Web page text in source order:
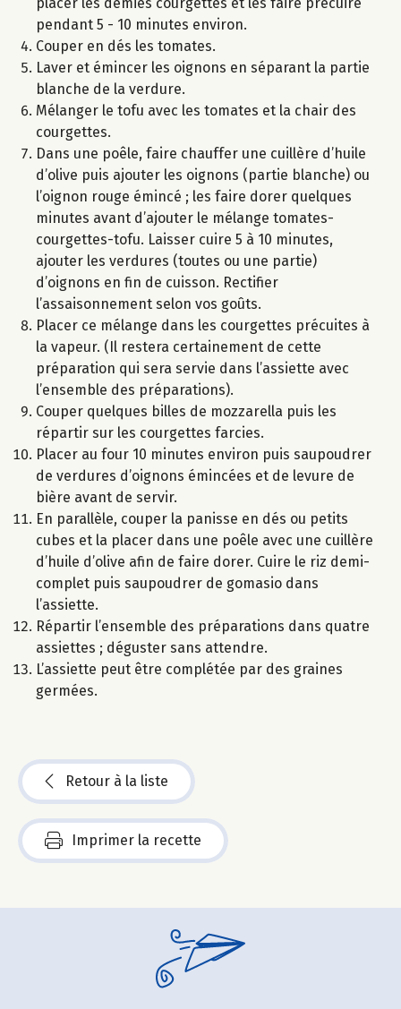
pendant 5 - 10 minutes environ.
Couper en dés les tomates.
Laver et émincer les oignons en séparant la partie
blanche de la verdure.
Mélanger le tofu avec les tomates et la chair des
courgettes.
Dans une poêle, faire chauffer une cuillère d’huile
d’olive puis ajouter les oignons (partie blanche) ou
l’oignon rouge émincé ; les faire dorer quelques
minutes avant d’ajouter le mélange tomates-
courgettes-tofu. Laisser cuire 5 à 10 minutes,
ajouter les verdures (toutes ou une partie)
d’oignons en fin de cuisson. Rectifier
l’assaisonnement selon vos goûts.
Placer ce mélange dans les courgettes précuites à
la vapeur. (Il restera certainement de cette
préparation qui sera servie dans l’assiette avec
l’ensemble des préparations).
Couper quelques billes de mozzarella puis les
répartir sur les courgettes farcies.
Placer au four 10 minutes environ puis saupoudrer
de verdures d’oignons émincées et de levure de
bière avant de servir.
En parallèle, couper la panisse en dés ou petits
cubes et la placer dans une poêle avec une cuillère
d’huile d’olive afin de faire dorer. Cuire le riz demi-
complet puis saupoudrer de gomasio dans
l’assiette.
Répartir l’ensemble des préparations dans quatre
assiettes ; déguster sans attendre.
L’assiette peut être complétée par des graines
germées.
Retour à la liste
Imprimer la recette